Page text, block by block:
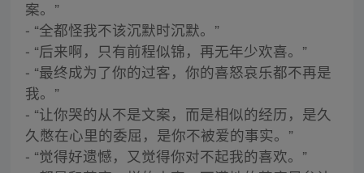
案。”
- “全都怪我不该沉默时沉默。”
- “后来啊，只有前程似锦，再无年少欢喜。”
- “最终成为了你的过客，你的喜怒哀乐都不再是
我。”
- “让你哭的从不是文案，而是相似的经历，是久
久憋在心里的委屈，是你不被爱的事实。”
- “觉得好遗憾，又觉得你对不起我的喜欢。”